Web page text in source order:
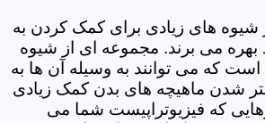
شیوه های زیادی برای کمک کردن به
می برند. مجموعه ای از شیوه
که می توانند به وسیله آن ها به
شدن ماهیچه های بدن کمک زیادی
که فیزیوتراپیست شما می